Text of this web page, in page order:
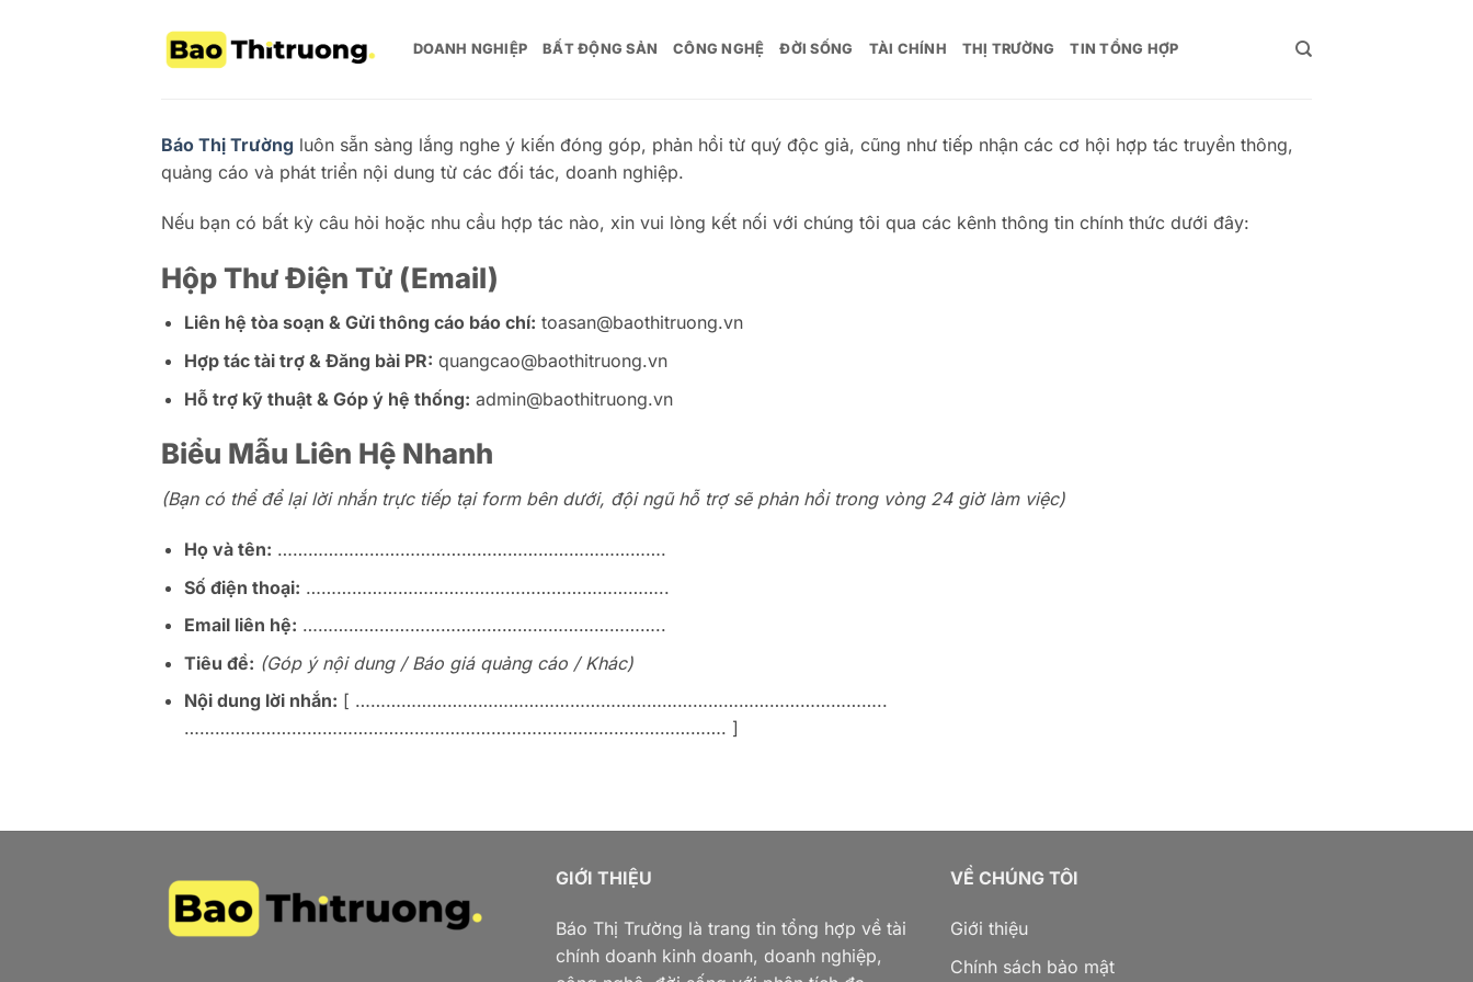
DOANH NGHIỆP BẤT ĐỘNG SẢN CÔNG NGHỆ ĐỜI SỐNG TÀI CHÍNH THỊ TRƯỜNG TIN TỔNG HỢP
Báo Thị Trường luôn sẵn sàng lắng nghe ý kiến đóng góp, phản hồi từ quý độc giả, cũng như tiếp nhận các cơ hội hợp tác truyền thông,
quảng cáo và phát triển nội dung từ các đối tác, doanh nghiệp.
Nếu bạn có bất kỳ câu hỏi hoặc nhu cầu hợp tác nào, xin vui lòng kết nối với chúng tôi qua các kênh thông tin chính thức dưới đây:
Hộp Thư Điện Tử (Email)
Liên hệ tòa soạn & Gửi thông cáo báo chí: toasan@baothitruong.vn
Hợp tác tài trợ & Đăng bài PR: quangcao@baothitruong.vn
Hỗ trợ kỹ thuật & Góp ý hệ thống: admin@baothitruong.vn
Biểu Mẫu Liên Hệ Nhanh
(Bạn có thể để lại lời nhắn trực tiếp tại form bên dưới, đội ngũ hỗ trợ sẽ phản hồi trong vòng 24 giờ làm việc)
Họ và tên: ………………………………………………………………….
Số điện thoại: ……………………………………………………………..
Email liên hệ: ……………………………………………………………..
Tiêu đề: (Góp ý nội dung / Báo giá quảng cáo / Khác)
Nội dung lời nhắn: [ …………………………………………………………………………………………..
……………………………………………………………………………………………. ]
GIỚI THIỆU
Báo Thị Trường là trang tin tổng hợp về tài
chính doanh kinh doanh, doanh nghiệp,
VỀ CHÚNG TÔI
Giới thiệu
Chính sách bảo mật